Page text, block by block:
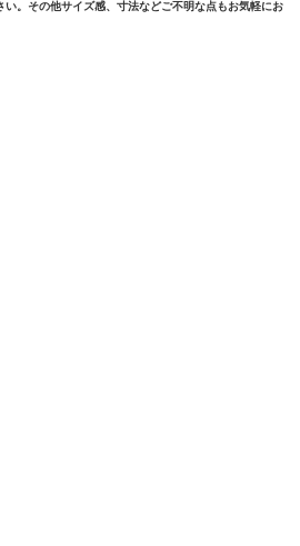
い。その他サイズ感、寸法などご不明な点もお気軽にお